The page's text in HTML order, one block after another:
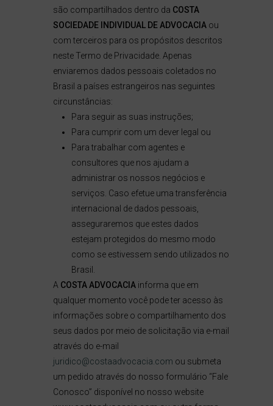
são compartilhados dentro da COSTA
SOCIEDADE INDIVIDUAL DE ADVOCACIAou
com terceiros para os propósitos descritos
neste Termo de Privacidade. Apenas
enviaremos dados pessoais coletados no
Brasil a países estrangeiros nas seguintes
circunstâncias:
Para seguir as suas instruções;
Para cumprir com um dever legal ou
Para trabalhar com agentes e
consultores que nos ajudam a
administrar os nossos negócios e
serviços. Caso efetue uma transferência
internacional de dados pessoais,
asseguraremos que estes dados
estejam protegidos do mesmo modo
como se estivessem sendo utilizados no
Brasil.
A COSTA ADVOCACIAinforma que em
qualquer momento você pode ter acesso às
informações sobre o compartilhamento dos
seus dados por meio de solicitação via e-mail
através do e-mail
juridico@costaadvocacia.com ou submeta
um pedido através do nosso formulário “Fale
Conosco” disponível no nosso website